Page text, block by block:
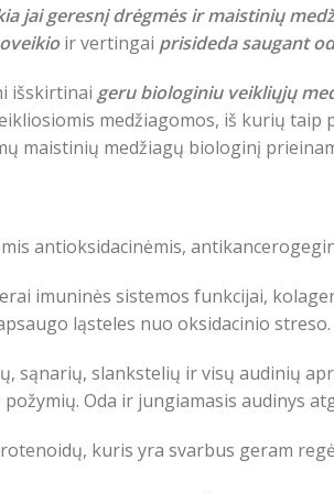
jai geresnį drėgmės ir maistinių
ir vertingai prisideda saugant
išskirtinai geru biologiniu veikliųjų
medžiagomos, iš kurių
maistinių medžiagų biologinį
antioksidacinėmis,
imuninės sistemos funkcijai,
ląsteles nuo oksidacinio streso.
sąnarių, slankstelių ir visų audinių
Oda ir jungiamasis audinys
kuris yra svarbus geram